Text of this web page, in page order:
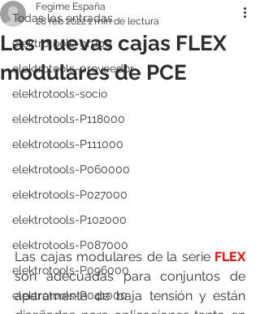
Todas las entradas
elektrotools-grupo
elektrotools-proveedor
elektrotools-socio
elektrotools-P118000
elektrotools-P111000
elektrotools-P060000
elektrotools-P027000
elektrotools-P102000
elektrotools-P087000
elektrotools-P096000
elektrotools-P041000
Las nuevas cajas FLEX
modulares de PCE
Fegime España
28 feb 20221 min de lectura
Las cajas modulares de la serie FLEX
son adecuadas para conjuntos de
aparamenta de baja tensión y están